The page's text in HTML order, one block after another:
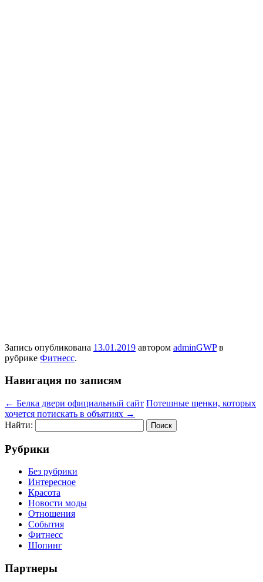
Запись опубликована 13.01.2019 автором adminGWPв
рубрике Фитнесс.
Навигация по записям
← Белка двери официальный сайт Потешные щенки, которых
хочется потискать в объятиях →
Найти:
Рубрики
Без рубрики
Интересное
Красота
Новости моды
Отношения
События
Фитнесс
Шопинг
Партнеры